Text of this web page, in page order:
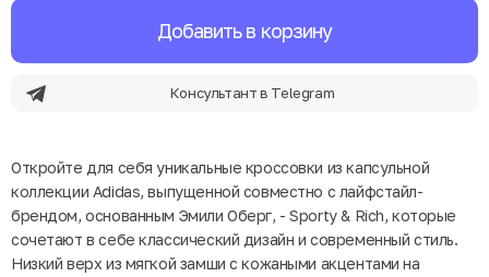
Добавить в корзину
Консультант в Telegram
Откройте для себя уникальные кроссовки из капсульной
коллекции Adidas, выпущенной совместно с лайфстайл-
брендом, основанным Эмили Оберг, - Sporty & Rich, которые
сочетают в себе классический дизайн и современный стиль.
Низкий верх из мягкой замши с кожаными акцентами на